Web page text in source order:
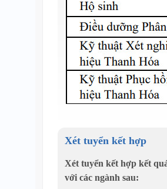
Xét tuyển kết hợp
Xét tuyển kết hợp kết
với các ngành sau: